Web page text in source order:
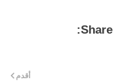
أقدم